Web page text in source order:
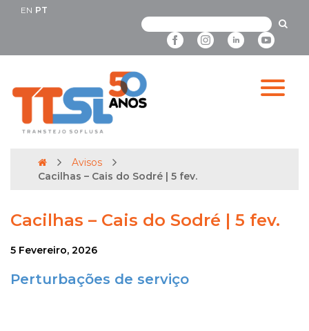
EN PT
Avisos
Cacilhas – Cais do Sodré | 5 fev.
Cacilhas – Cais do Sodré | 5 fev.
5 Fevereiro, 2026
Perturbações de serviço